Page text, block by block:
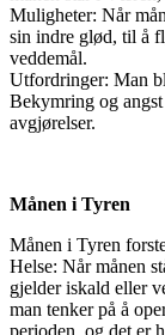
Muligheter: Når
sin indre glød, til å
veddemål.
Utfordringer: Man
Bekymring og
avgjørelser.
Månen i Tyren
Månen i Tyren
Helse: Når månen
gjelder iskald eller
man tenker på å
perioden, og det er